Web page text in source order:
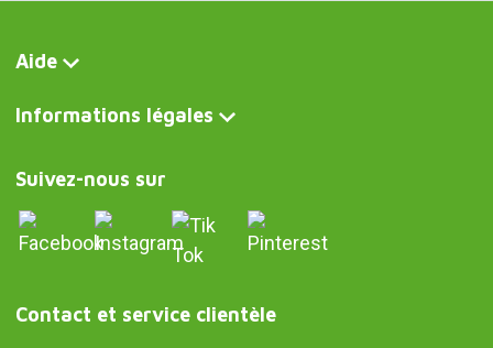
Aide
Informations légales
Suivez-nous sur
Contact et service clientèle